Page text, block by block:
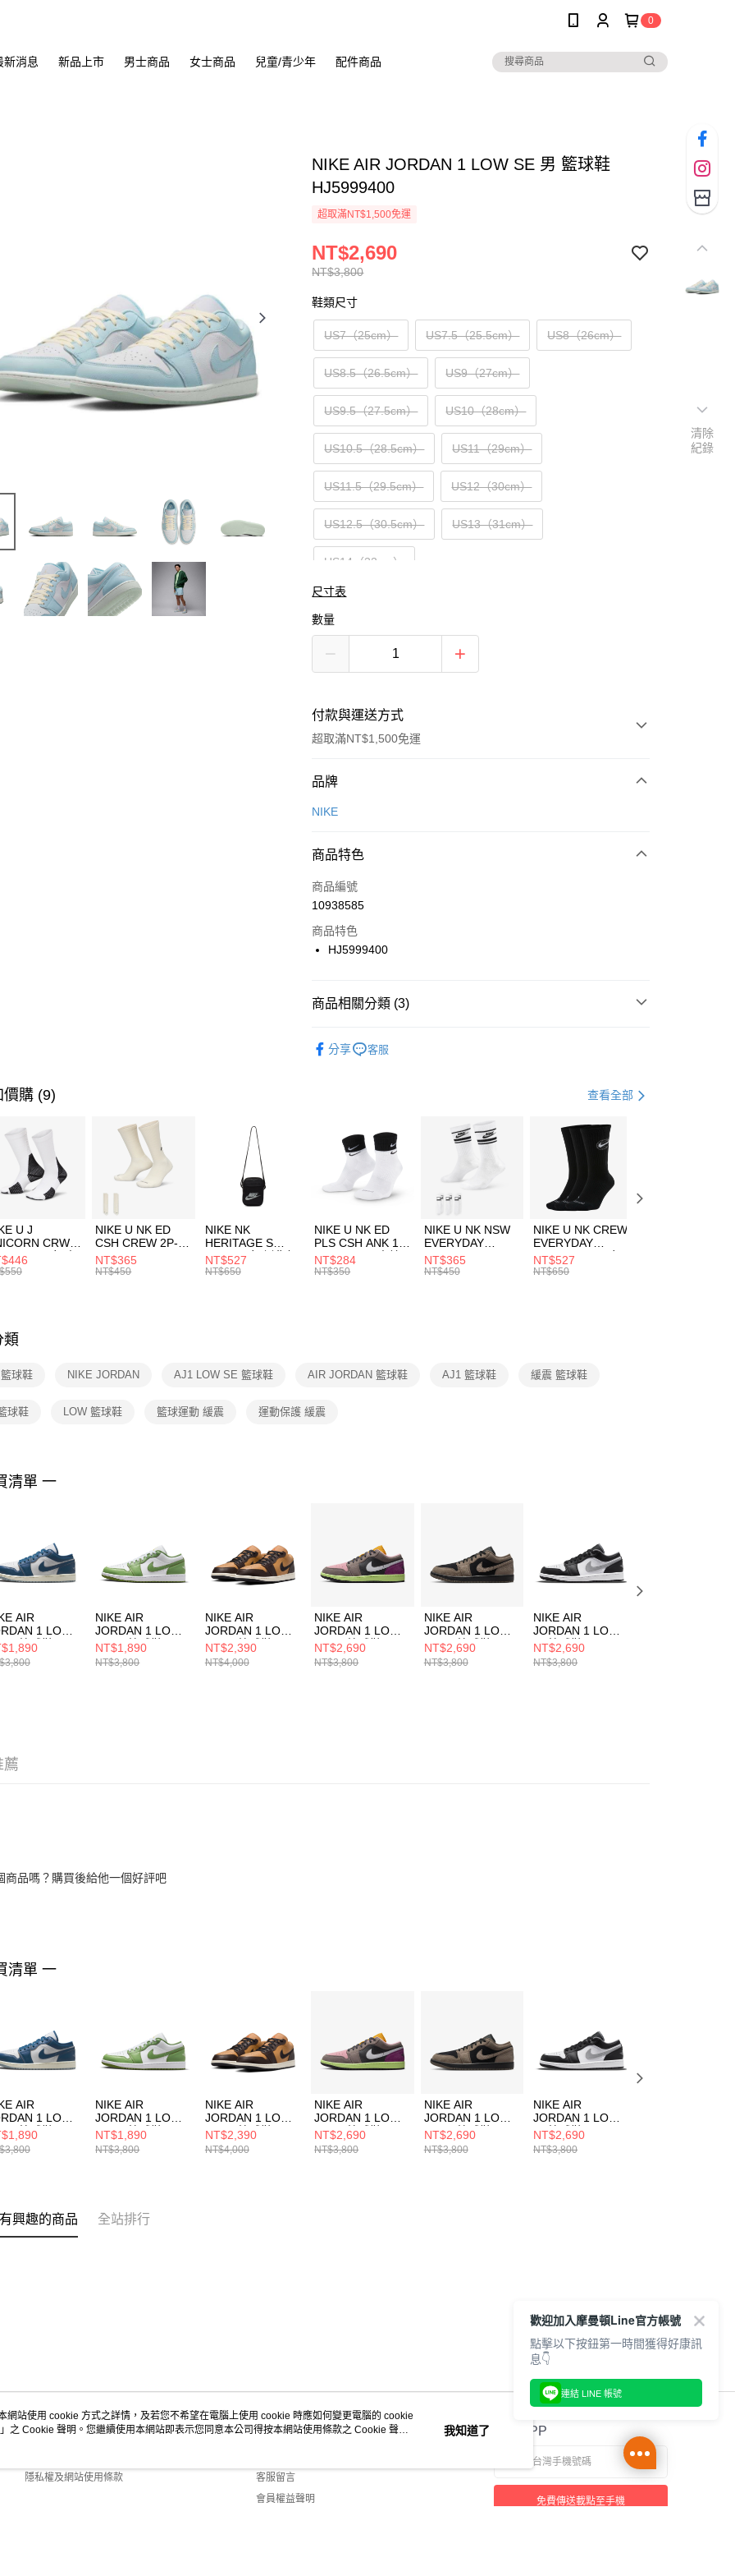
0
新消息 新品上市 男士商品 女士商品 兒童/青少年 配件商品
NIKE AIR JORDAN 1 LOW SE 男 籃球鞋
HJ5999400
超取滿NT$1,500免運
NT$3,800
NT$2,690
鞋類尺寸
US7（25cm） US7.5（25.5cm） US8（26cm）
US8.5（26.5cm） US9（27cm）
US9.5（27.5cm） US10（28cm）
US10.5（28.5cm） US11（29cm）
US11.5（29.5cm） US12（30cm）
US12.5（30.5cm） US13（31cm）
US14（32cm）
尺寸表
數量
付款與運送方式
超取滿NT$1,500免運
付款方式
信用卡一次付款
合作金庫商業銀行
華南商業銀行
上海商業儲蓄銀行
國泰世華商業銀行
聯邦商業銀行
台新國際商業銀行
LINE Pay
Apple Pay
【關於「AFTEE先享後付」】
３．安心：先確認商品／服務後，再付款。
【「AFTEE先享後付」結帳流程】
１．於結帳方式選擇「AFTEE先享後付」後，將跳轉至「AFTEE先享後
付」結帳頁面，進行簡訊認證並確認金額後，即可完成結帳。
２．訂單成立數日內，您將收到繳費通知簡訊。
３．收到繳費通知簡訊後14天內，點擊此簡訊中的連結，可透過四大超商
／ATM／網路銀行／等多元方式進行付款，方視為交易完成。
※ 請注意：結帳手續完成當下不需立刻繳費，但若您需要取消訂單，請聯
絡購買商品的店家。未經商家同意取消之訂單仍視為有效，需透過AFTEE
先享後付繳納相關費用。
１．透過由恩沛科技股份有限公司提供之「AFTEE先享後付」服務完成之
交易，需依本服務之必要範圍內提供個人資料，並將交易相關給付款項請
２．關於個人資料處理事宜，請瀏覽以下網址：
形，恩沛科技股份有限公司將有權停止該用戶之使用額度並採取法律行
每筆NT$100，滿NT$1,500(含以上)免運費
每筆NT$100，滿NT$1,500(含以上)免運費
品牌
NIKE
商品特色
商品編號
10938585
商品特色
HJ5999400
商品相關分類 (3)
分享 客服
價購 (9) 查看全部
U J
CRW
-160 男女 中
FZ3393100
NIKE U NK ED
CSH CREW 2P-
144 EMBRDY 男
女 短統襪
NT$365
NT$450
NIKE NK
HERITAGE S
SMIT 男女 側背包
BA5871010
NT$527
NT$650
NIKE U NK ED
PLS CSH ANK 1P
144 DBL 男 中統
襪 DH4058104
NT$284
NT$350
NIKE U NK NSW
EVERYDAY
ESSENTIAL CR
男女 短統襪
NT$365
NT$450
NIKE U NK CREW
EVERYDAY
BBALL 3PR 男女
長統襪
NT$527
NT$650
類
球鞋 NIKE JORDAN AJ1 LOW SE 籃球鞋 AIR JORDAN 籃球鞋 AJ1 籃球鞋 緩震 籃球鞋
球鞋 LOW 籃球鞋 籃球運動 緩震 運動保護 緩震
清單 一
AIR
1 LOW
男 籃球鞋
NIKE AIR
JORDAN 1 LOW
SE 男 籃球鞋
HF4823100
NT$1,890
NT$3,800
NIKE AIR
JORDAN 1 LOW
SE 男 籃球鞋
HQ3603201
NT$2,390
NT$4,000
NIKE AIR
JORDAN 1 LOW
SE 男 籃球鞋
HQ2010005
NT$2,690
NT$3,800
NIKE AIR
JORDAN 1 LOW
SE 男 籃球鞋
IB7109005
NT$2,690
NT$3,800
NIKE AIR
JORDAN 1 LOW
男 籃球鞋
553558040
NT$2,690
NT$3,800
薦
商品嗎？購買後給他一個好評吧
清單 一
AIR
1 LOW
男 籃球鞋
NIKE AIR
JORDAN 1 LOW
SE 男 籃球鞋
HF4823100
NT$1,890
NT$3,800
NIKE AIR
JORDAN 1 LOW
SE 男 籃球鞋
HQ3603201
NT$2,390
NT$4,000
NIKE AIR
JORDAN 1 LOW
SE 男 籃球鞋
HQ2010005
NT$2,690
NT$3,800
NIKE AIR
JORDAN 1 LOW
SE 男 籃球鞋
IB7109005
NT$2,690
NT$3,800
NIKE AIR
JORDAN 1 LOW
男 籃球鞋
553558040
NT$2,690
NT$3,800
興趣的商品 全站排行
關於我們
隱私權及網站使用條款
客服資訊
客服留言
會員權益聲明
官方APP
免費傳送載點至手機
清除
紀錄
網站使用 cookie 方式之詳情，及若您不希望在電腦上使用 cookie 時應如何變更電腦的 cookie
」之 Cookie 聲明。您繼續使用本網站即表示您同意本公司得按本網站使用條款之 Cookie 聲明
我知道了
歡迎加入摩曼頓Line官方帳號
點擊以下按鈕第一時間獲得好康訊
息👇
連結 LINE 帳號